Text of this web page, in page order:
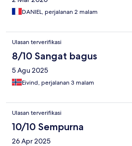
DANIEL, perjalanan 2 malam
Ulasan terverifikasi
8/10 Sangat bagus
5 Agu 2025
Eivind, perjalanan 3 malam
Ulasan terverifikasi
10/10 Sempurna
26 Apr 2025